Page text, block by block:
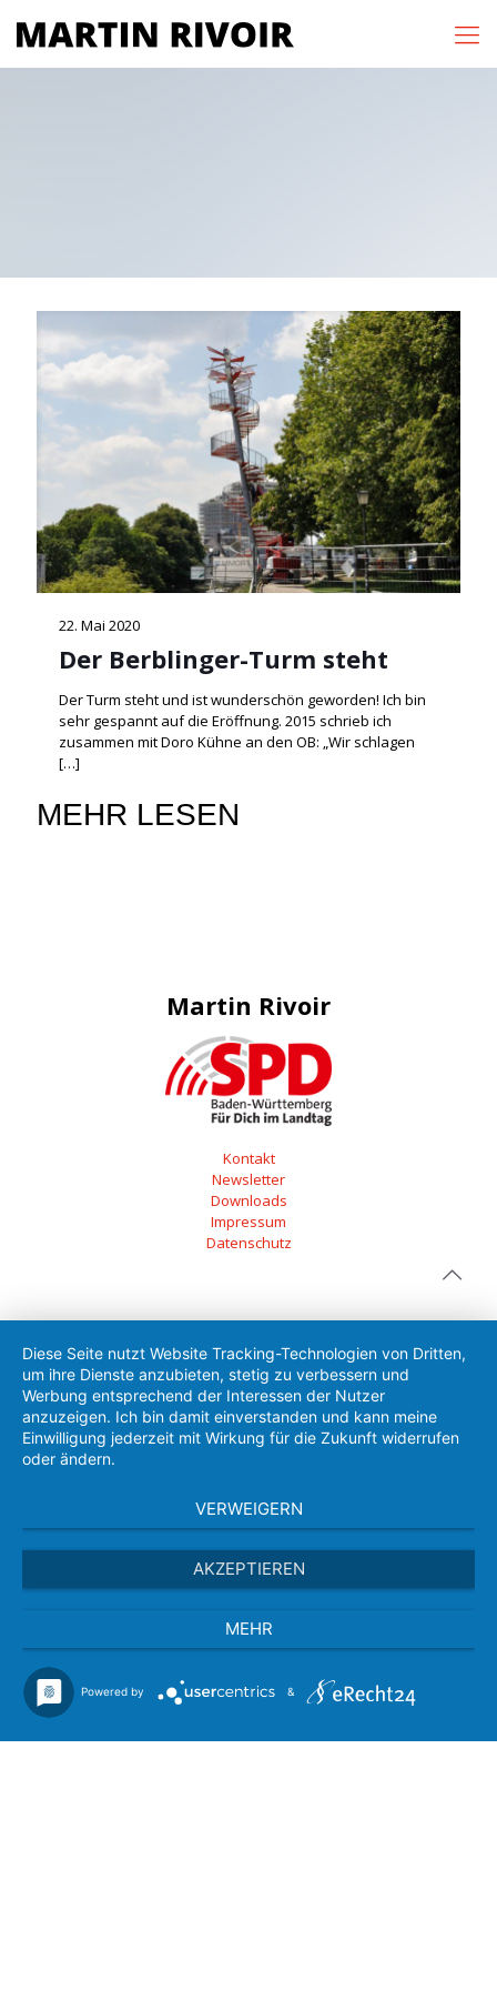
22. Mai 2020
Der Berblinger-Turm steht
Der Turm steht und ist wunderschön geworden! Ich bin
sehr gespannt auf die Eröffnung. 2015 schrieb ich
zusammen mit Doro Kühne an den OB: „Wir schlagen
[…]
MEHR LESEN
Martin Rivoir
Kontakt
Newsletter
Downloads
Impressum
Datenschutz
Diese Seite nutzt Website Tracking-Technologien von Dritten,
um ihre Dienste anzubieten, stetig zu verbessern und
Werbung entsprechend der Interessen der Nutzer
anzuzeigen. Ich bin damit einverstanden und kann meine
Einwilligung jederzeit mit Wirkung für die Zukunft widerrufen
oder ändern.
VERWEIGERN
AKZEPTIEREN
MEHR
Powered by &